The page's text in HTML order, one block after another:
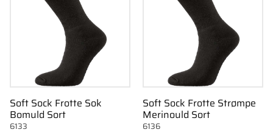
Soft Sock Frotte Sok
Bomuld Sort
6133
Soft Sock Frotte Strømpe
Merinould Sort
6136